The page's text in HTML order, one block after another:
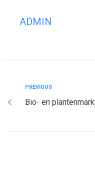
ADMIN
PREVIOUS
Bio- en